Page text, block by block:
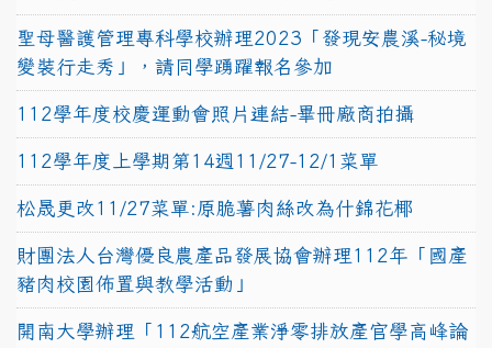
聖母醫護管理專科學校辦理2023「發現安農溪-秘境
變裝行走秀」，請同學踴躍報名參加
112學年度校慶運動會照片連結-畢冊廠商拍攝
112學年度上學期第14週11/27-12/1菜單
松晟更改11/27菜單:原脆薯肉絲改為什錦花椰
財團法人台灣優良農產品發展協會辦理112年「國產
豬肉校園佈置與教學活動」
開南大學辦理「112航空產業淨零排放產官學高峰論